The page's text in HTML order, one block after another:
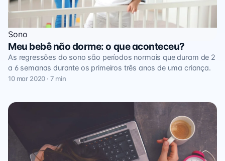
Sono
Meu bebê não dorme: o que aconteceu?
As regressões do sono são períodos normais que duram de 2
a 6 semanas durante os primeiros três anos de uma criança.
10 mar 2020 · 7 min